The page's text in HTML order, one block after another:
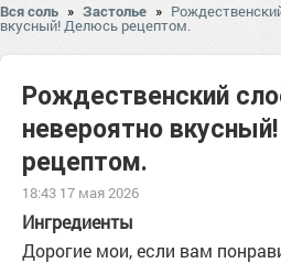
Вся соль » Застолье »
вкусный! Делюсь рецептом.
Рождественский
невероятно
рецептом.
18:43 17 мая 2026
Ингредиенты
Дорогие мои, если вам